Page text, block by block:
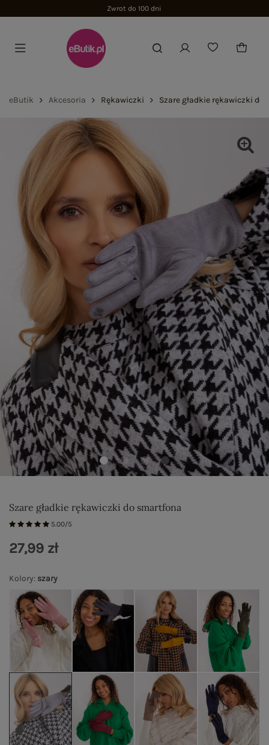
Zwrot do 100 dni
eButik Akcesoria Rękawiczki Szare gładkie rękawiczki do
Szare gładkie rękawiczki do smartfona
5.00/5
Kolory: szary
27,99 zł